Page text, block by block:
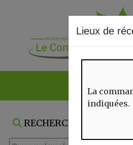
RECHERCHE
Lieux de
La
indiquées.